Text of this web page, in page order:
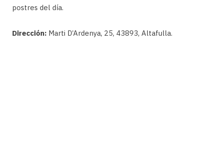
postres del día.
Dirección: Marti D’Ardenya, 25, 43893, Altafulla.